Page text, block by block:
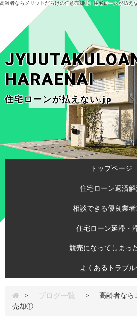
高齢者ならメリットだらけの任意売却① | 住宅ローンが払え
HARAENAI
住宅ローンが払えない.jp
トップページ
住宅ローン返済解
相談できる優良業者
住宅ローン延滞・
競売になってしまっ
よくあるトラブル
> ブログ一覧 >
高齢者なら
売却①